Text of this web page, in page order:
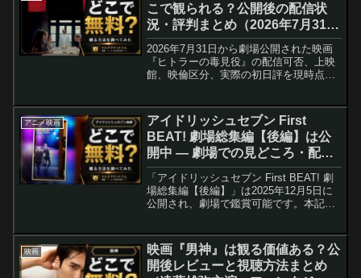
こで観られる？公開後の配信状
況・評判まとめ（2026年7月31日
公開）
2026年7月31日から劇場公開された映画
『ヒトラーの毒見役』の配信可否、上映
館、映倫区分、実際の初日評を現時点の
知、劇場中心の公開です。
アニメ映画
アイドリッシュセブン First
BEAT! 劇場総集編【後編】は公
開中 — 劇場での見どころ・配信
状況と観客の反応まとめ
「アイドリッシュセブン First BEAT! 劇
場総集編【後編】」は2025年12月5日に
公開され、劇場で鑑賞可能です。本記事
（VOD）に関する現状とよくある質問、
声優出演作のガイドを詳しくまとめま
す。[RRWKEEP0]などの保護要素は記事
映画
映画『男神』は観る価値ある？公
開後レビューと視聴方法まとめ